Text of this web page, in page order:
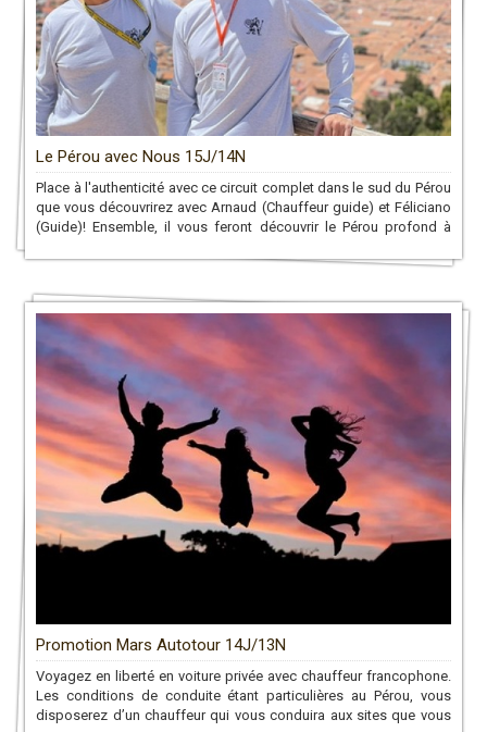
Le Pérou avec Nous 15J/14N
Place à l'authenticité avec ce circuit complet dans le sud du Pérou
que vous découvrirez avec Arnaud (Chauffeur guide) et Féliciano
(Guide)! Ensemble, il vous feront découvrir le Pérou profond à
nous n'oublierez jamais!
Promotion Mars Autotour 14J/13N
Voyagez en liberté en voiture privée avec chauffeur francophone.
Les conditions de conduite étant particulières au Pérou, vous
disposerez d’un chauffeur qui vous conduira aux sites que vous